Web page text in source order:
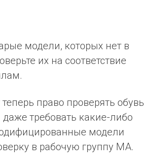
модели, которых нет в
их на соответствие
право проверять обувь
даже требовать какие-либо
модели
в рабочую группу МА.